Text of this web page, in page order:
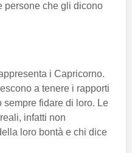
persone che gli dicono
i Capricorno.
a tenere i rapporti
fidare di loro. Le
infatti non
loro bontà e chi dice